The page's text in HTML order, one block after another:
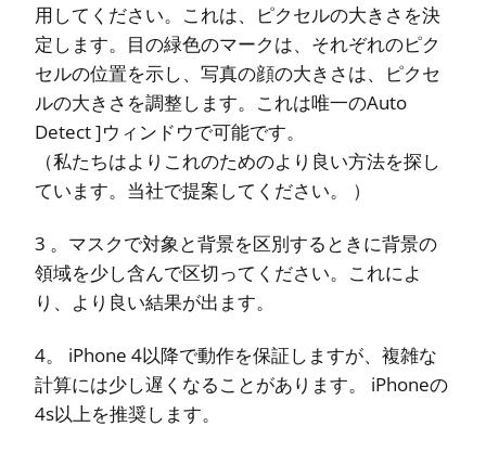
用してください。これは、ピクセルの大きさを決
定します。目の緑色のマークは、それぞれのピク
セルの位置を示し、写真の顔の大きさは、ピクセ
ルの大きさを調整します。これは唯一のAuto
Detect ]ウィンドウで可能です。
（私たちはよりこれのためのより良い方法を探し
ています。当社で提案してください。 ）
3 。マスクで対象と背景を区別するときに背景の
領域を少し含んで区切ってください。これによ
り、より良い結果が出ます。
4。 iPhone 4以降で動作を保証しますが、複雑な
計算には少し遅くなることがあります。 iPhoneの
4s以上を推奨します。